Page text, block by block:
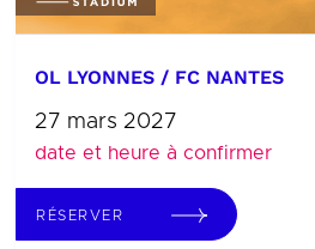
OL LYONNES / FC NANTES
27 mars 2027
date et heure à confirmer
RÉSERVER